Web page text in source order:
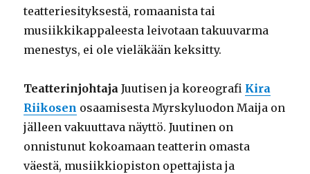
teatteriesityksestä, romaanista tai
musiikkikappaleesta leivotaan takuuvarma
menestys, ei ole vieläkään keksitty.
Teatterinjohtaja Juutisen ja koreografi Kira
Riikosen osaamisesta Myrskyluodon Maija on
jälleen vakuuttava näyttö. Juutinen on
onnistunut kokoamaan teatterin omasta
väestä, musiikkiopiston opettajista ja